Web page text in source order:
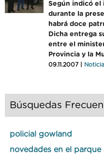
Según indicó el
durante la
habrá doce
Dicha entrega
entre el
Provincia y la
09.11.2007 |
Búsquedas
policial gowland
novedades en el parque